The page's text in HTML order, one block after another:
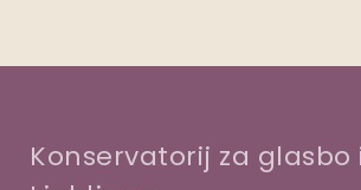
Konservatorij za